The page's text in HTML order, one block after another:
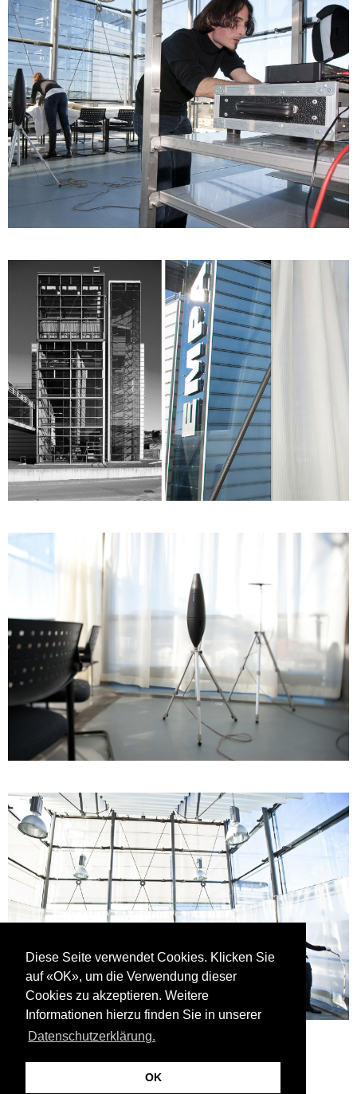
Diese Seite verwendet Cookies. Klicken Sie
auf «OK», um die Verwendung dieser
Cookies zu akzeptieren. Weitere
Informationen hierzu finden Sie in unserer
Datenschutzerklärung.
OK